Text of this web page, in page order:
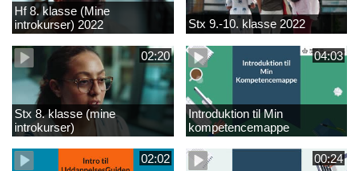
Hf 8. klasse (Mine
introkurser) 2022
Stx 9.-10. klasse 2022
02:20
Stx 8. klasse (mine
introkurser)
04:03
Introduktion til Min
kompetencemappe
02:02 00:24